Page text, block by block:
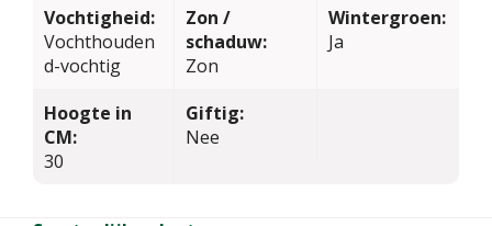
Vochtigheid:
Vochthouden
d-vochtig
Zon /
schaduw:
Zon
Wintergroen:
Ja
Hoogte in
CM:
30
Giftig:
Nee